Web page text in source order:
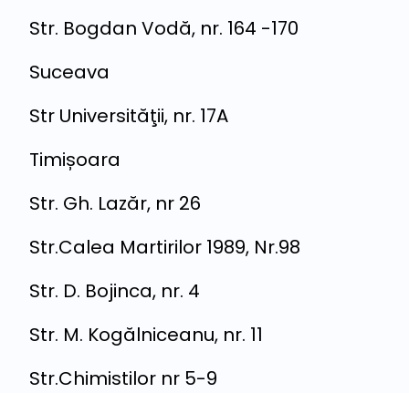
Str. Bogdan Vodă, nr. 164 -170
Suceava
Str Universităţii, nr. 17A
Timișoara
Str. Gh. Lazăr, nr 26
Str.Calea Martirilor 1989, Nr.98
Str. D. Bojinca, nr. 4
Str. M. Kogălniceanu, nr. 11
Str.Chimistilor nr 5-9